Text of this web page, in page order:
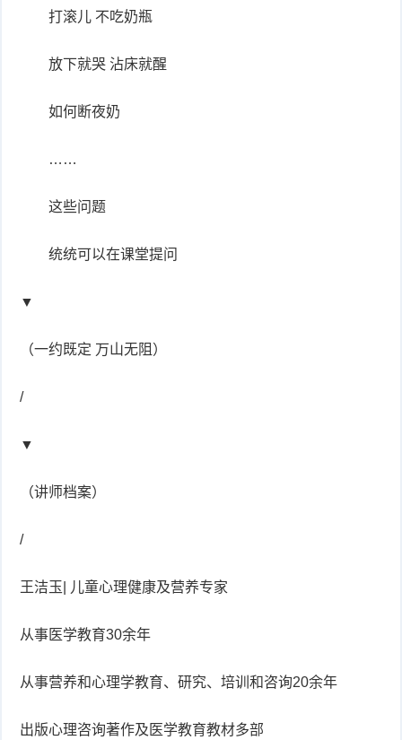
打滚儿 不吃奶瓶
放下就哭 沾床就醒
如何断夜奶
……
这些问题
统统可以在课堂提问
▼
（一约既定 万山无阻）
/
▼
（讲师档案）
/
王洁玉| 儿童心理健康及营养专家
从事医学教育30余年
从事营养和心理学教育、研究、培训和咨询20余年
出版心理咨询著作及医学教育教材多部